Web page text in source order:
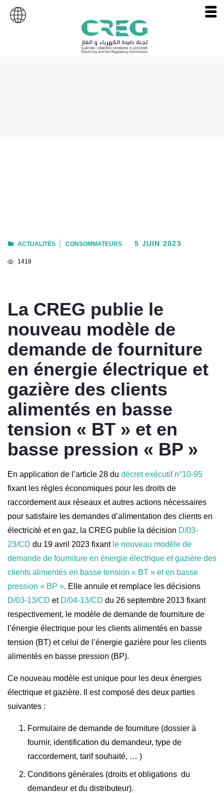
ACTUALITÉS CONSOMMATEURS 5 JUIN 2023
1418
La CREG publie le
nouveau modèle de
demande de fourniture
en énergie électrique et
gazière des clients
alimentés en basse
tension « BT » et en
basse pression « BP »
En application de l’article 28 du décret exécutif n°10-95
fixant les règles économiques pour les droits de
raccordement aux réseaux et autres actions nécessaires
pour satisfaire les demandes d’alimentation des clients en
électricité et en gaz, la CREG publie la décision D/03-
23/CD du 19 avril 2023 fixantle nouveau modèle de
demande de fourniture en énergie électrique et gazière des
clients alimentés en basse tension « BT » et en basse
pression « BP ». Elle annule et remplace les décisions
D/03-13/CD et D/04-13/CD du 26 septembre 2013 fixant
respectivement, le modèle de demande de fourniture de
l’énergie électrique pour les clients alimentés en basse
tension (BT) et celui de l’énergie gazière pour les clients
alimentés en basse pression (BP).
Ce nouveau modèle est unique pour les deux énergies
électrique et gazière. Il est composé des deux parties
suivantes :
Formulaire de demande de fourniture (dossier à
fournir, identification du demandeur, type de
raccordement, tarif souhaité, … )
Conditions générales (droits et obligations du
demandeur et du distributeur).